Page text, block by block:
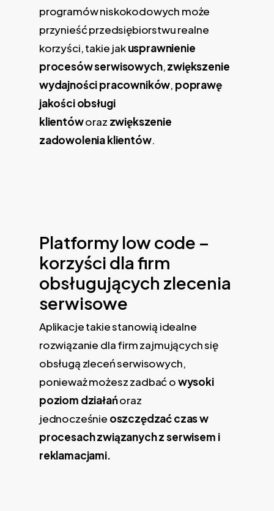
programów niskokodowych może
przynieść przedsiębiorstwu realne
korzyści, takie jakusprawnienie
procesów serwisowych,zwiększenie
wydajności pracowników, poprawę
jakości obsługi
klientóworaz zwiększenie
zadowolenia klientów.
Platformy low code –
korzyści dla firm
obsługujących zlecenia
serwisowe
Aplikacje takie stanowią idealne
rozwiązanie dla firm zajmujących się
obsługą zleceń serwisowych,
ponieważ możesz zadbać owysoki
poziom działańoraz
jednocześnie oszczędzać czas w
procesach związanych z serwisem i
reklamacjami.